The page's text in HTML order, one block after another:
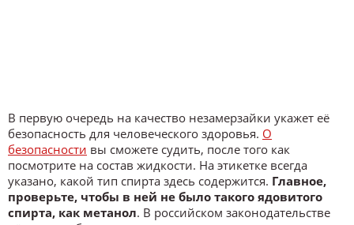
В первую очередь на качество незамерзайки укажет её
безопасность для человеческого здоровья. О
безопасности вы сможете судить, после того как
посмотрите на состав жидкости. На этикетке всегда
указано, какой тип спирта здесь содержится. Главное,
проверьте, чтобы в ней не было такого ядовитого
спирта, как метанол. В российском законодательстве